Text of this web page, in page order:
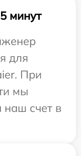
минут
для
При
мы
наш счет в